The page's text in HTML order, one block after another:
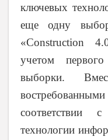
ключевых
еще одну
«Construction
учетом
выборки.
соответствии
технологии